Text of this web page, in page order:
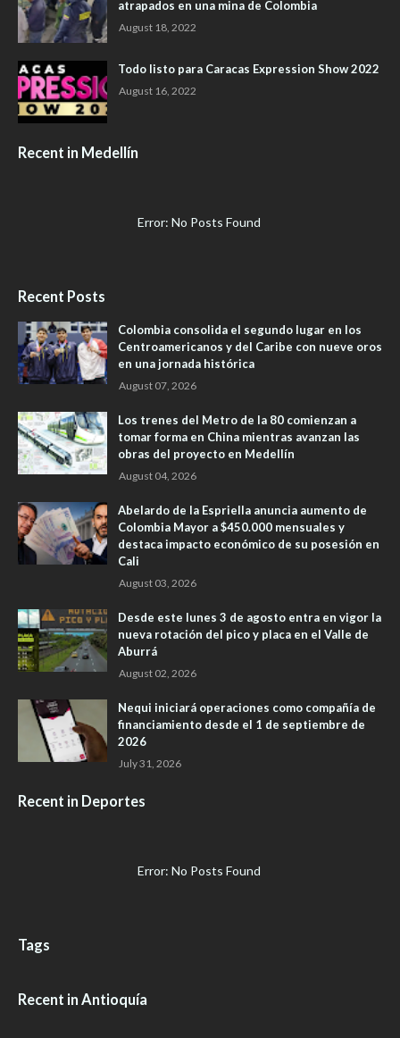
atrapados en una mina de Colombia
August 18, 2022
Todo listo para Caracas Expression Show 2022
August 16, 2022
Recent in Medellín
Error: No Posts Found
Recent Posts
Colombia consolida el segundo lugar en los
Centroamericanos y del Caribe con nueve oros
en una jornada histórica
August 07, 2026
Los trenes del Metro de la 80 comienzan a
tomar forma en China mientras avanzan las
obras del proyecto en Medellín
August 04, 2026
Abelardo de la Espriella anuncia aumento de
Colombia Mayor a $450.000 mensuales y
destaca impacto económico de su posesión en
Cali
August 03, 2026
Desde este lunes 3 de agosto entra en vigor la
nueva rotación del pico y placa en el Valle de
Aburrá
August 02, 2026
Nequi iniciará operaciones como compañía de
financiamiento desde el 1 de septiembre de
2026
July 31, 2026
Recent in Deportes
Error: No Posts Found
Tags
Recent in Antioquía